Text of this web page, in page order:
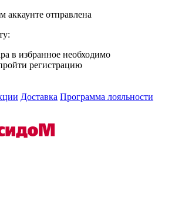
отправлена
в избранное необходимо
регистрацию
Доставка Программа лояльности